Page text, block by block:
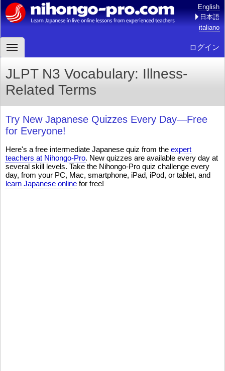
English
日本語
italiano
ログイン
JLPT N3 Vocabulary: Illness-
Related Terms
Try New Japanese Quizzes Every Day—Free
for Everyone!
Here's a free intermediate Japanese quiz from the expert
teachers at Nihongo-Pro. New quizzes are available every day at
several skill levels. Take the Nihongo-Pro quiz challenge every
day, from your PC, Mac, smartphone, iPad, iPod, or tablet, and
learn Japanese online for free!